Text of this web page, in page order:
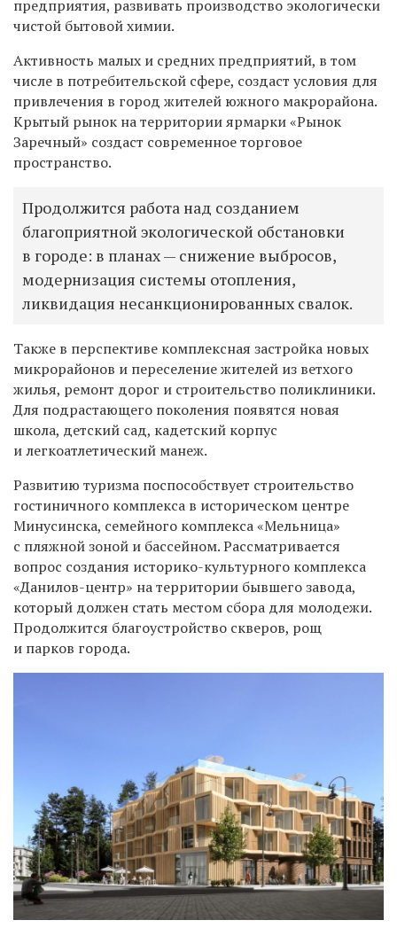
предприятия, развивать производство экологически
чистой бытовой химии.
Активность малых и средних предприятий, в том
числе в потребительской сфере, создаст условия для
привлечения в город жителей южного макрорайона.
Крытый рынок на территории ярмарки «Рынок
Заречный» создаст современное торговое
пространство.
Продолжится работа над созданием
благоприятной экологической обстановки
в городе: в планах — снижение выбросов,
модернизация системы отопления,
ликвидация несанкционированных свалок.
Также в перспективе комплексная застройка новых
микрорайонов и переселение жителей из ветхого
жилья, ремонт дорог и строительство поликлиники.
Для подрастающего поколения появятся новая
школа, детский сад, кадетский корпус
и легкоатлетический манеж.
Развитию туризма поспособствует строительство
гостиничного комплекса в историческом центре
Минусинска, семейного комплекса«Мельница»
с пляжной зоной и бассейном. Рассматривается
вопрос создания историко-культурного комплекса
«Данилов-центр» на территории бывшего завода,
который должен стать местом сбора для молодежи.
Продолжится благоустройство скверов, рощ
и парков города.